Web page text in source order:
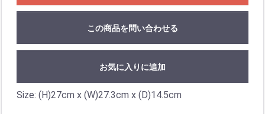
この商品を問い合わせる
お気に入りに追加
Size: (H)27cm x (W)27.3cm x (D)14.5cm